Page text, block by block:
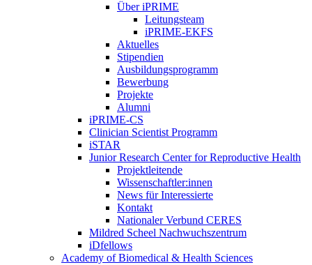
Über iPRIME
Leitungsteam
iPRIME-EKFS
Aktuelles
Stipendien
Ausbildungsprogramm
Bewerbung
Projekte
Alumni
iPRIME-CS
Clinician Scientist Programm
iSTAR
Junior Research Center for Reproductive Health
Projektleitende
Wissenschaftler:innen
News für Interessierte
Kontakt
Nationaler Verbund CERES
Mildred Scheel Nachwuchszentrum
iDfellows
Academy of Biomedical & Health Sciences